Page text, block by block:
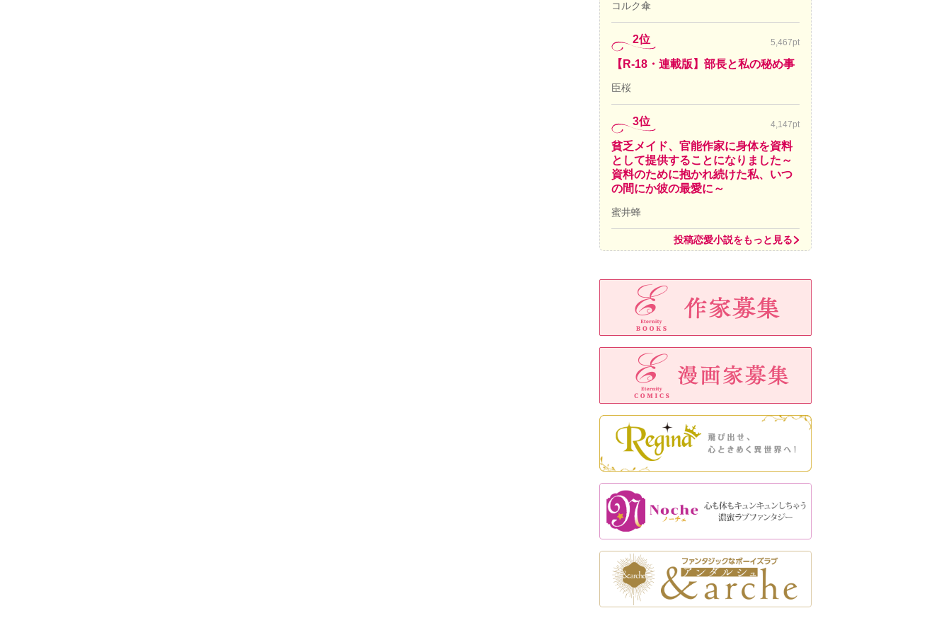
コルク傘
2位 5,467pt
【R-18・連載版】部長と私の秘め事
臣桜
3位 4,147pt
貧乏メイド、官能作家に身体を資料
として提供することになりました～
資料のために抱かれ続けた私、いつ
の間にか彼の最愛に～
蜜井蜂
投稿恋愛小説をもっと見る